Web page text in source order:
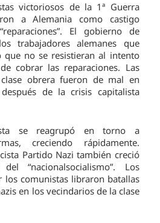
victoriosos de la 1ª Guerra
a Alemania como castigo
El gobierno de
trabajadores alemanes que
que no se resistieran al intento
cobrar las reparaciones. Las
obrera fueron de mal en
de la crisis capitalista
se reagrupó en torno a
creciendo rápidamente.
Partido Nazi también creció
“nacionalsocialismo”. Los
los comunistas libraron batallas
en los vecindarios de la clase